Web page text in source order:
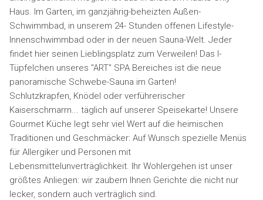
Haus. Im Garten, im ganzjährig-beheizten Außen-
Schwimmbad, in unserem 24- Stunden offenen Lifestyle-
Innenschwimmbad oder in der neuen Sauna-Welt. Jeder
findet hier seinen Lieblingsplatz zum Verweilen! Das I-
Tüpfelchen unseres "ART" SPA Bereiches ist die neue
panoramische Schwebe-Sauna im Garten!
Schlutzkrapfen, Knödel oder verführerischer
Kaiserschmarrn... täglich auf unserer Speisekarte! Unsere
Gourmet Küche legt sehr viel Wert auf die heimischen
Traditionen und Geschmäcker: Auf Wunsch spezielle Menüs
für Allergiker und Personen mit
Lebensmittelunverträglichkeit. Ihr Wohlergehen ist unser
größtes Anliegen: wir zaubern Ihnen Gerichte die nicht nur
lecker, sondern auch verträglich sind.